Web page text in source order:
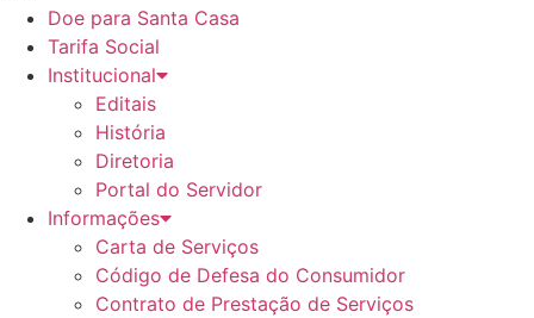
Doe para Santa Casa
Tarifa Social
Institucional
Editais
História
Diretoria
Portal do Servidor
Informações
Carta de Serviços
Código de Defesa do Consumidor
Contrato de Prestação de Serviços